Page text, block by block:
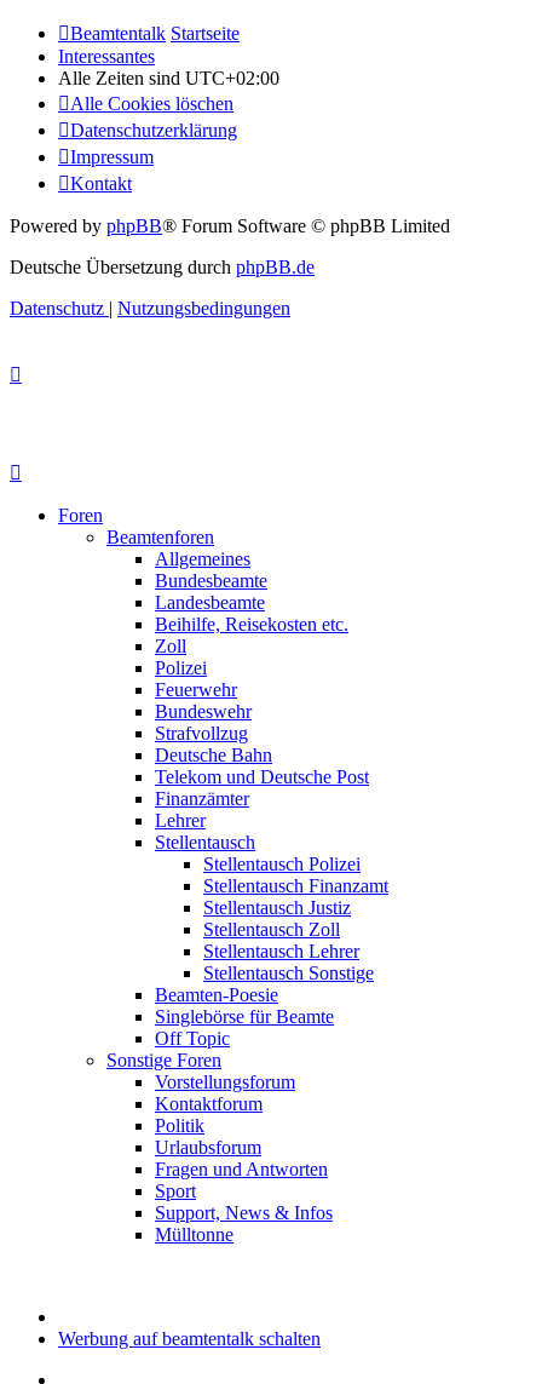
Beamtentalk Startseite
Interessantes
Alle Zeiten sind UTC+02:00
Alle Cookies löschen
Datenschutzerklärung
Impressum
Kontakt
Powered by phpBB® Forum Software © phpBB Limited
Deutsche Übersetzung durch phpBB.de
Datenschutz | Nutzungsbedingungen
Foren
Beamtenforen
Allgemeines
Bundesbeamte
Landesbeamte
Beihilfe, Reisekosten etc.
Zoll
Polizei
Feuerwehr
Bundeswehr
Strafvollzug
Deutsche Bahn
Telekom und Deutsche Post
Finanzämter
Lehrer
Stellentausch
Stellentausch Polizei
Stellentausch Finanzamt
Stellentausch Justiz
Stellentausch Zoll
Stellentausch Lehrer
Stellentausch Sonstige
Beamten-Poesie
Singlebörse für Beamte
Off Topic
Sonstige Foren
Vorstellungsforum
Kontaktforum
Politik
Urlaubsforum
Fragen und Antworten
Sport
Support, News & Infos
Mülltonne
Werbung auf beamtentalk schalten